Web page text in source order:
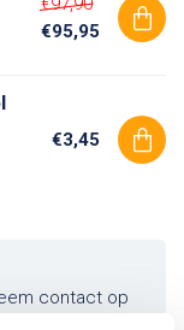
€95,95
€3,45
contact op
verder!